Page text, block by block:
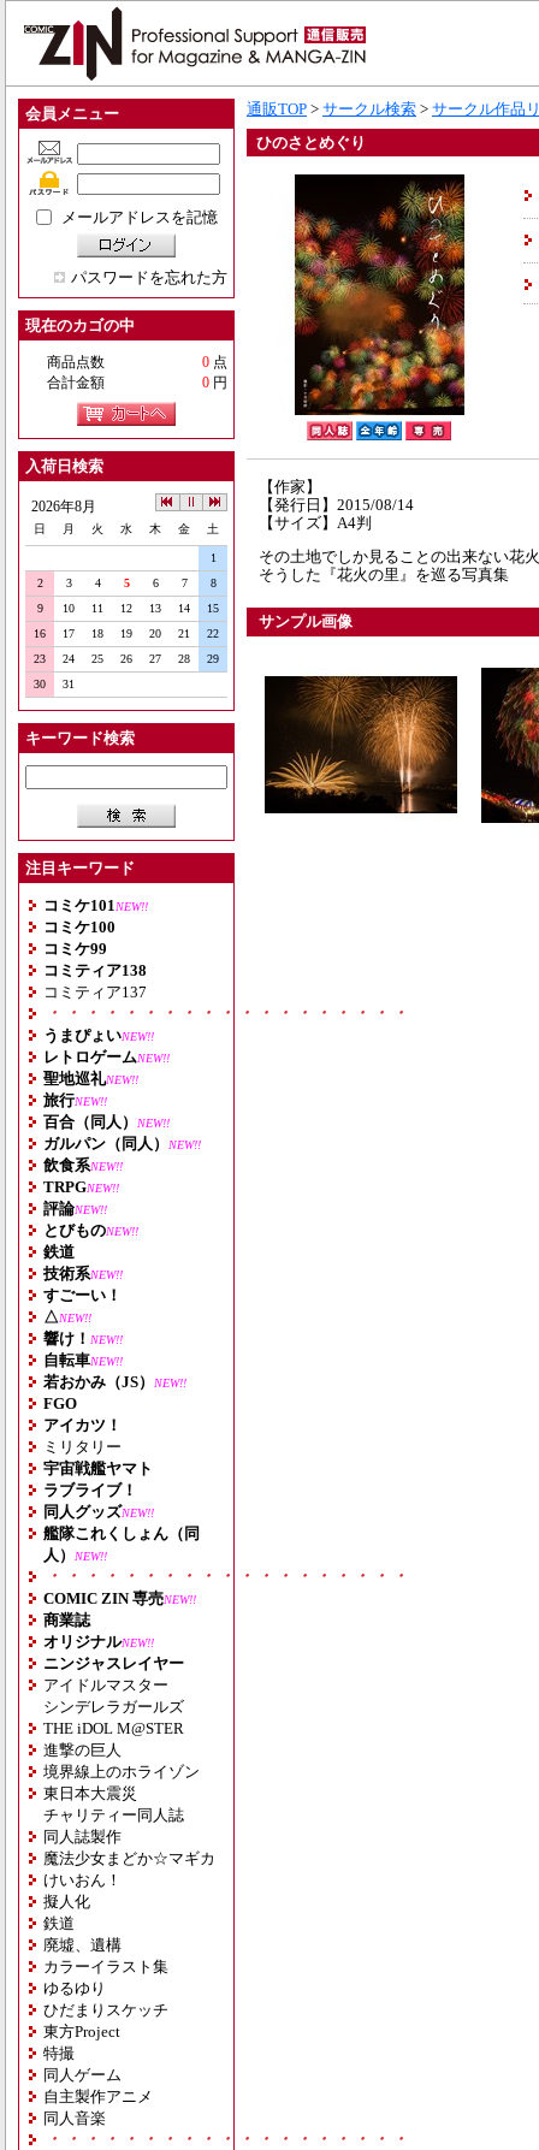
会員メニュー
メールアドレスを記憶
パスワードを忘れた方
現在のカゴの中
商品点数 0 点
合計金額
0 円
入荷日検索
2026年8月
日 月 火 水 木 金 土
1
2
3 4 5 6 7
8
9
10 11 12 13 14
15
16
17 18 19 20 21
22
23
24 25 26 27 28
29
30
31
キーワード検索
注目キーワード
コミケ101 NEW!!
コミケ100
コミケ99
コミティア138
コミティア137
・・・・・・・・・・・・・・・・・・・
うまぴょいNEW!!
レトロゲームNEW!!
聖地巡礼NEW!!
旅行NEW!!
百合（同人） NEW!!
ガルパン（同人） NEW!!
飲食系NEW!!
TRPGNEW!!
評論NEW!!
とびものNEW!!
鉄道
技術系NEW!!
すごーい！
△NEW!!
響け！ NEW!!
自転車NEW!!
若おかみ（JS） NEW!!
FGO
アイカツ！
ミリタリー
宇宙戦艦ヤマト
ラブライブ！
同人グッズNEW!!
艦隊これくしょん（同
人）
NEW!!
・・・・・・・・・・・・・・・・・・・
COMIC ZIN 専売NEW!!
商業誌
オリジナルNEW!!
ニンジャスレイヤー
アイドルマスター
シンデレラガールズ
THE iDOL M@STER
進撃の巨人
境界線上のホライゾン
東日本大震災
チャリティー同人誌
同人誌製作
魔法少女まどか☆マギカ
けいおん！
擬人化
鉄道
廃墟、遺構
カラーイラスト集
ゆるゆり
ひだまりスケッチ
東方Project
特撮
同人ゲーム
自主製作アニメ
同人音楽
・・・・・・・・・・・・・・・・・・・
通販TOP > サークル検索 > サークル作品
ひのさとめぐり
【作家】
【発行日】2015/08/14
【サイズ】A4判
その土地でしか見ることの出来ない花
そうした『花火の里』を巡る写真集
サンプル画像